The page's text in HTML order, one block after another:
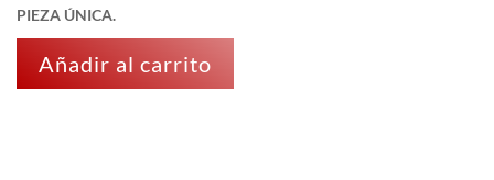
PIEZA ÚNICA.
Añadir al carrito